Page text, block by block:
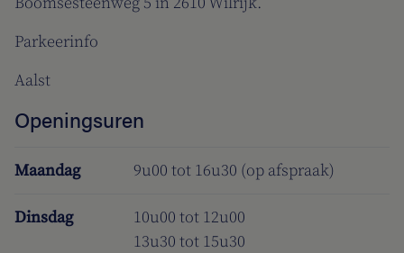
Parkeerinfo
Aalst
Openingsuren
Maandag 9u00 tot 16u30 (op afspraak)
Dinsdag
10u00 tot 12u00
13u30 tot 15u30